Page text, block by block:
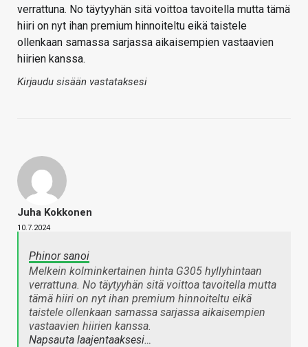
verrattuna. No täytyyhän sitä voittoa tavoitella mutta tämä
hiiri on nyt ihan premium hinnoiteltu eikä taistele
ollenkaan samassa sarjassa aikaisempien vastaavien
hiirien kanssa.
Kirjaudu sisään vastataksesi
Juha Kokkonen
10.7.2024
Phinor sanoi
Melkein kolminkertainen hinta G305 hyllyhintaan
verrattuna. No täytyyhän sitä voittoa tavoitella mutta
tämä hiiri on nyt ihan premium hinnoiteltu eikä
taistele ollenkaan samassa sarjassa aikaisempien
vastaavien hiirien kanssa.
Napsauta laajentaaksesi…